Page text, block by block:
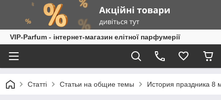
VIP-Parfum - інтернет-магазин елітної парфумерії
Статті Статьи на общие темы История праздника 8